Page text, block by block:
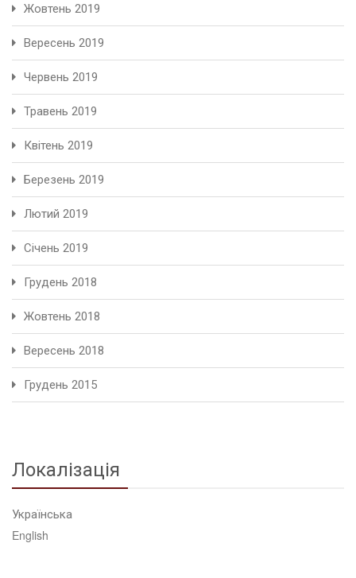
Жовтень 2019
Вересень 2019
Червень 2019
Травень 2019
Квітень 2019
Березень 2019
Лютий 2019
Січень 2019
Грудень 2018
Жовтень 2018
Вересень 2018
Грудень 2015
Локалізація
Українська
English